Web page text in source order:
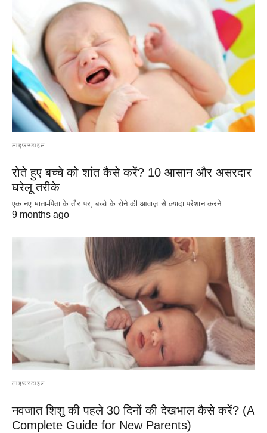
लाइफस्टाइल
रोते हुए बच्चे को शांत कैसे करें? 10 आसान और असरदार
घरेलू तरीके
एक नए माता-पिता के तौर पर, बच्चे के रोने की आवाज़ से ज़्यादा परेशान करने…
9 months ago
लाइफस्टाइल
नवजात शिशु की पहले 30 दिनों की देखभाल कैसे करें? (A
Complete Guide for New Parents)